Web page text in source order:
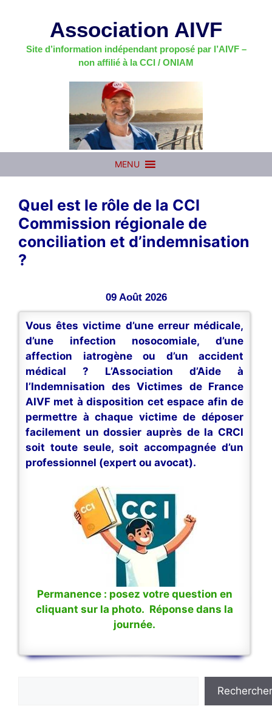
Association AIVF
Site d’information indépendant proposé par l’AIVF –
non affilié à la CCI / ONIAM
MENU
Quel est le rôle de la CCI
Commission régionale de
conciliation et d’indemnisation
?
09 Août 2026
Vous êtes victime d’une erreur médicale,
d’une infection nosocomiale, d’une
affection iatrogène ou d’un accident
médical ? L’Association d’Aide à
l’Indemnisation des Victimes de France
AIVF met à disposition cet espace afin de
permettre à chaque victime de déposer
facilement un dossier auprès de la CRCI
soit toute seule, soit accompagnée d’un
professionnel (expert ou avocat).
Permanence : posez votre question en
cliquant sur la photo. Réponse dans la
journée.
Rechercher